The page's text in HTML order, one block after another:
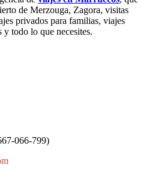
de Merzouga, Zagora, visitas
privados para familias, viajes
y todo lo que necesites.
066-799)